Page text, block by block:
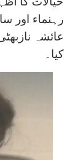
رہنماء اور
عائشہ
کیا۔